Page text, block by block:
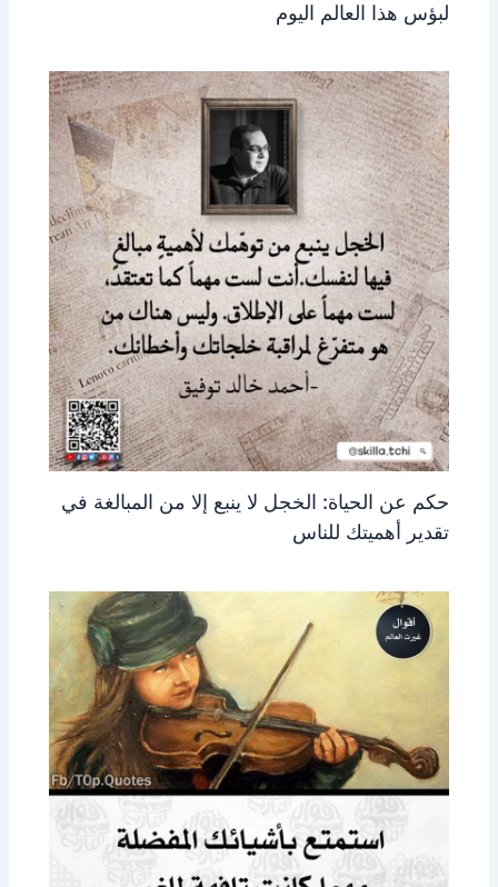
لبؤس هذا العالم اليوم
حكم عن الحياة: الخجل لا ينبع إلا من المبالغة في
تقدير أهميتك للناس